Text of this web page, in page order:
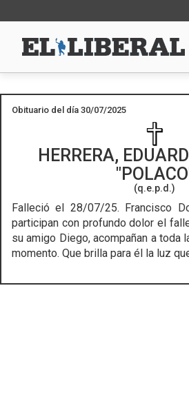
Obituario del día 30/07/2025
HERRERA,
POLACO
(q.e.p.d.)
Falleció el 28/07/25. Francisco
participan con profundo dolor el
su amigo Diego, acompañan a
momento. Que brilla para él la luz